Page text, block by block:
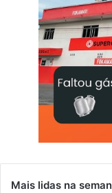
Mais lidas na